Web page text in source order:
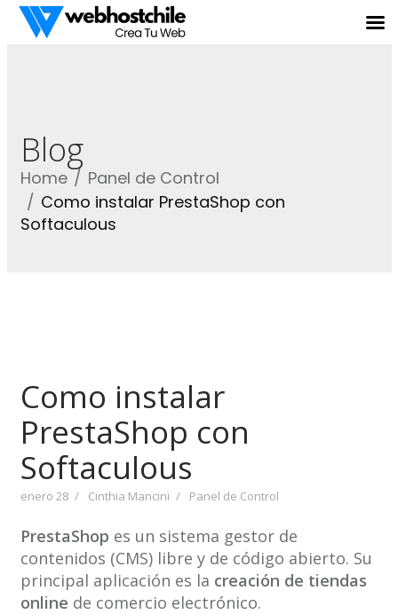
Blog
Home
Panel de Control
Como instalar PrestaShop con
Softaculous
Como instalar
PrestaShop con
Softaculous
enero 28 Cinthia Mancini Panel de Control
PrestaShop es un sistema gestor de
contenidos (CMS) libre y de código abierto. Su
principal aplicación es la creación de tiendas
online de comercio electrónico.